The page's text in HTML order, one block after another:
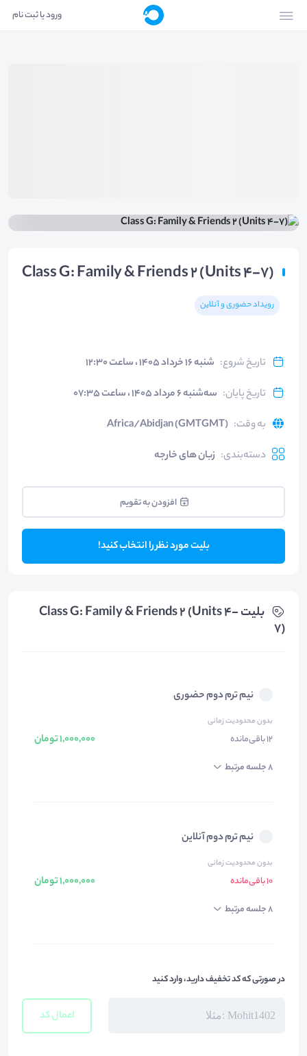
ورود یا ثبت نام
Class G: Family & Friends 2 (Units 4-7)
رویداد حضوری و آنلاین
تاریخ شروع: شنبه ۱۶ خرداد ۱۴۰۵ ، ساعت ۱۲:۳۰
تاریخ پایان: سه‌شنبه ۶ مرداد ۱۴۰۵ ، ساعت ۰۷:۳۵
به وقت:
Africa/Abidjan (GMTGMT)
دسته‌بندی: زبان های خارجه
افزودن به تقویم
بلیت مورد نظر را انتخاب کنید!
بلیت‌ Class G: Family & Friends 2 (Units 4-
7)
نیم ترم دوم حضوری
بدون محدودیت زمانی
12 باقی‌مانده 1,000,000 تومان
8 جلسه مرتبط
نیم ترم دوم آنلاین
بدون محدودیت زمانی
10 باقی‌مانده 1,000,000 تومان
8 جلسه مرتبط
در صورتی که کد تخفیف دارید، وارد کنید
اعمال کد